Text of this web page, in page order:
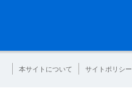
本サイトについて サイトポリシー